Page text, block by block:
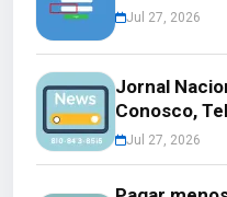
Jul 27, 2026
Jornal
Conosco,
Jul 27, 2026